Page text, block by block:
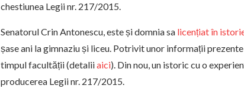
chestiunea Legii nr. 217/2015.
Senatorul Crin Antonescu, este și domnia sa licențiat în
șase ani la gimnaziu și liceu. Potrivit unor informații
timpul facultății (detaliiaici). Din nou, un istoric cu o
producerea Legii nr. 217/2015.